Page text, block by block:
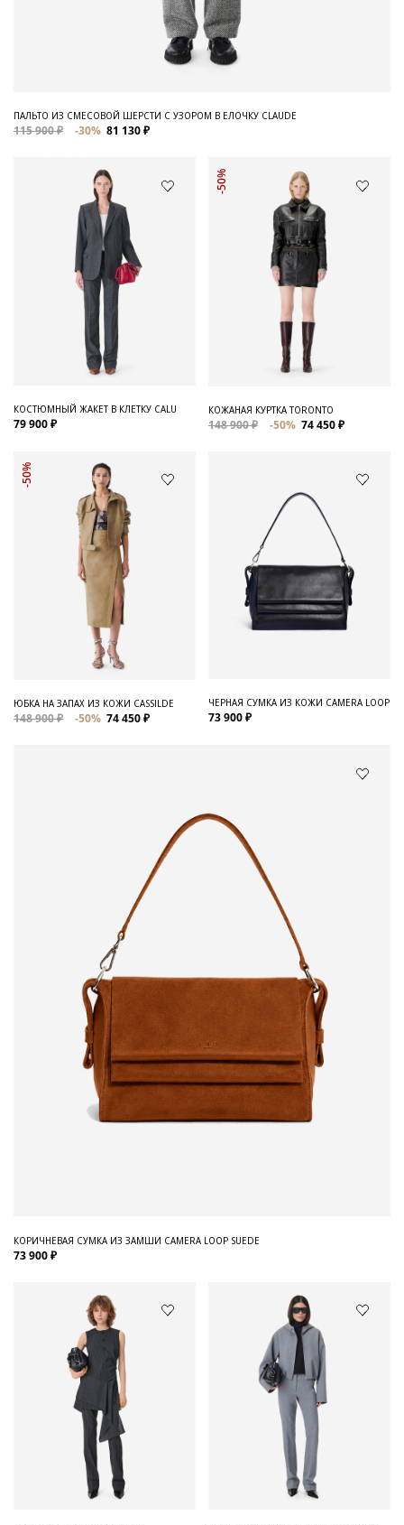
ПАЛЬТО ИЗ СМЕСОВОЙ ШЕРСТИ С УЗОРОМ В ЕЛОЧКУ CLAUDE
115 900 ₽ -30% 81 130 ₽
КОСТЮМНЫЙ ЖАКЕТ В КЛЕТКУ CALU
79 900 ₽
-50%
КОЖАНАЯ КУРТКА TORONTO
148 900 ₽ -50% 74 450 ₽
-50%
ЮБКА НА ЗАПАХ ИЗ КОЖИ CASSILDE
148 900 ₽ -50% 74 450 ₽
ЧЕРНАЯ СУМКА ИЗ КОЖИ CAMERA LOOP
73 900 ₽
КОРИЧНЕВАЯ СУМКА ИЗ ЗАМШИ CAMERA LOOP SUEDE
73 900 ₽